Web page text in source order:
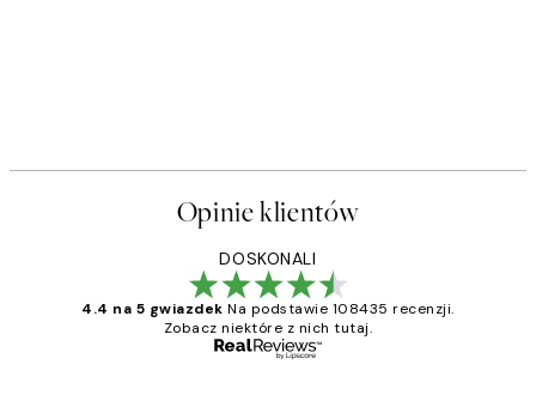
Opinie klientów
DOSKONALI
4.4 na 5 gwiazdek Na podstawie 108435 recenzji.
Zobacz niektóre z nich tutaj.